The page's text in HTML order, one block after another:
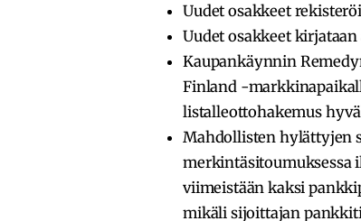
Uudet osakkeet
Uudet osakkeet
Kaupankäynnin
Finland -
listalleottohakemus
Mahdollisten hylättyjen
merkintäsitoumuksessa
viimeistään kaksi
mikäli sijoittajan